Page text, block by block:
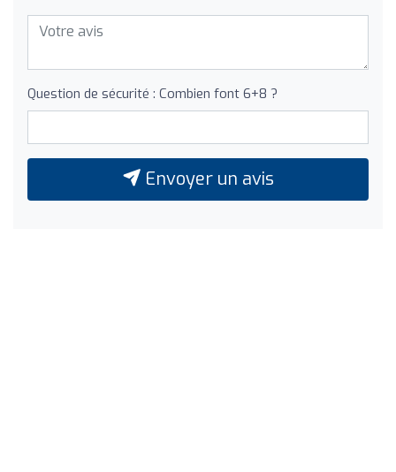
Question de sécurité : Combien font 6+8 ?
Envoyer un avis